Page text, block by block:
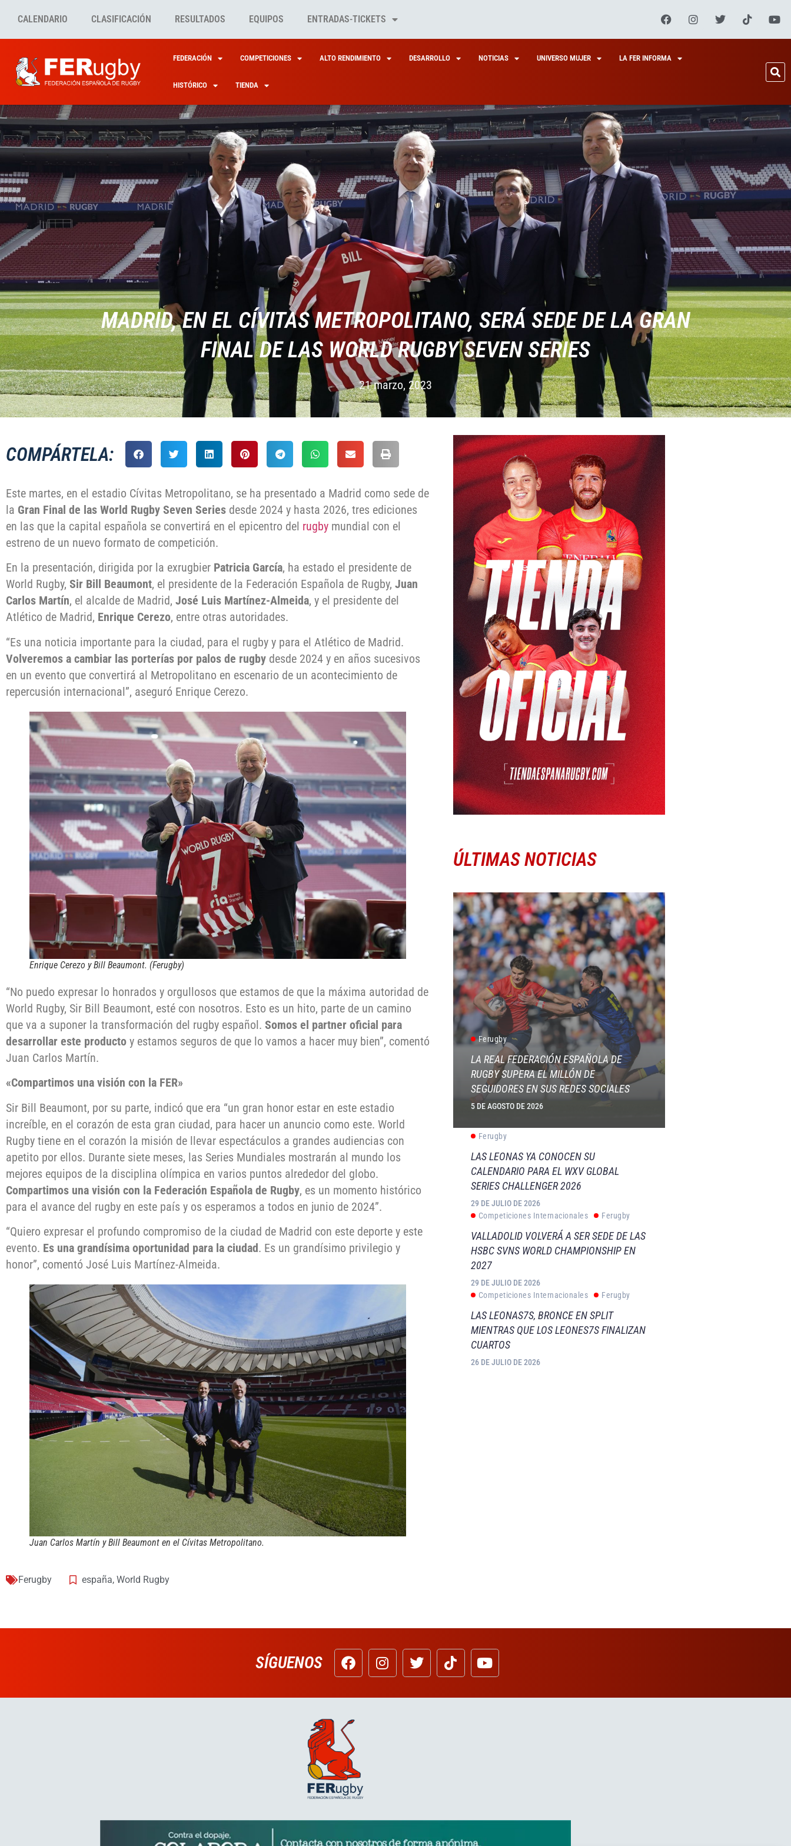
CALENDARIO CLASIFICACIÓN RESULTADOS EQUIPOS ENTRADAS-TICKETS
FEDERACIÓN COMPETICIONES ALTO RENDIMIENTO DESARROLLO NOTICIAS UNIVERSO MUJER LA FER INFORMA
HISTÓRICO TIENDA
MADRID, EN EL CÍVITAS METROPOLITANO, SERÁ SEDE DE LA GRAN
FINAL DE LAS WORLD RUGBY SEVEN SERIES
21 marzo, 2023
COMPÁRTELA:
Este martes, en el estadio Cívitas Metropolitano, se ha presentado a Madrid como sede de
la Gran Final de las World Rugby Seven Series desde 2024 y hasta 2026, tres ediciones
en las que la capital española se convertirá en el epicentro del rugby mundial con el
estreno de un nuevo formato de competición.
En la presentación, dirigida por la exrugbier Patricia García, ha estado el presidente de
World Rugby, Sir Bill Beaumont, el presidente de la Federación Española de Rugby, Juan
Carlos Martín, el alcalde de Madrid, José Luis Martínez-Almeida, y el presidente del
Atlético de Madrid, Enrique Cerezo, entre otras autoridades.
“Es una noticia importante para la ciudad, para el rugby y para el Atlético de Madrid.
Volveremos a cambiar las porterías por palos de rugby desde 2024 y en años sucesivos
en un evento que convertirá al Metropolitano en escenario de un acontecimiento de
repercusión internacional”, aseguró Enrique Cerezo.
Enrique Cerezo y Bill Beaumont. (Ferugby)
“No puedo expresar lo honrados y orgullosos que estamos de que la máxima autoridad de
World Rugby, Sir Bill Beaumont, esté con nosotros. Esto es un hito, parte de un camino
que va a suponer la transformación del rugby español. Somos el partner oficial para
desarrollar este producto y estamos seguros de que lo vamos a hacer muy bien”, comentó
Juan Carlos Martín.
«Compartimos una visión con la FER»
Sir Bill Beaumont, por su parte, indicó que era “un gran honor estar en este estadio
increíble, en el corazón de esta gran ciudad, para hacer un anuncio como este. World
Rugby tiene en el corazón la misión de llevar espectáculos a grandes audiencias con
apetito por ellos. Durante siete meses, las Series Mundiales mostrarán al mundo los
mejores equipos de la disciplina olímpica en varios puntos alrededor del globo.
Compartimos una visión con la Federación Española de Rugby, es un momento histórico
para el avance del rugby en este país y os esperamos a todos en junio de 2024”.
“Quiero expresar el profundo compromiso de la ciudad de Madrid con este deporte y este
evento. Es una grandísima oportunidad para la ciudad. Es un grandísimo privilegio y
honor”, comentó José Luis Martínez-Almeida.
Juan Carlos Martín y Bill Beaumont en el Cívitas Metropolitano.
Ferugby españa, World Rugby
ÚLTIMAS NOTICIAS
Ferugby
LA REAL FEDERACIÓN ESPAÑOLA DE
RUGBY SUPERA EL MILLÓN DE
SEGUIDORES EN SUS REDES SOCIALES
5 DE AGOSTO DE 2026
Ferugby
LAS LEONAS YA CONOCEN SU
CALENDARIO PARA EL WXV GLOBAL
SERIES CHALLENGER 2026
29 DE JULIO DE 2026
Competiciones Internacionales
Ferugby
VALLADOLID VOLVERÁ A SER SEDE DE LAS
HSBC SVNS WORLD CHAMPIONSHIP EN
2027
29 DE JULIO DE 2026
Competiciones Internacionales
Ferugby
LAS LEONAS7S, BRONCE EN SPLIT
MIENTRAS QUE LOS LEONES7S FINALIZAN
CUARTOS
26 DE JULIO DE 2026
SÍGUENOS